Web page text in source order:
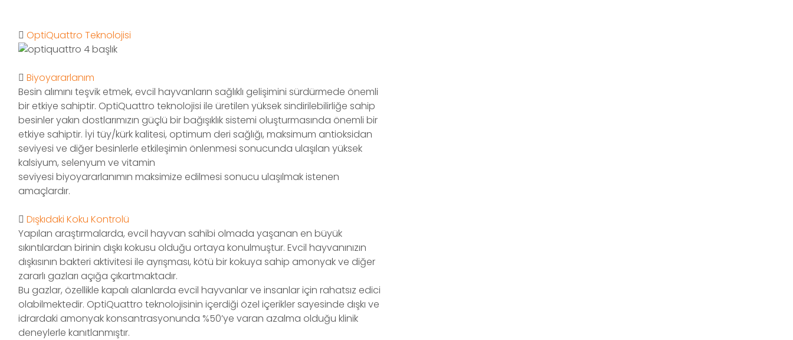
OptiQuattro Teknolojisi
Biyoyararlanım
Besin alımını teşvik etmek, evcil hayvanların sağlıklı gelişimini sürdürmede önemli
bir etkiye sahiptir. OptiQuattro teknolojisi ile üretilen yüksek sindirilebilirliğe sahip
besinler yakın dostlarımızın güçlü bir bağışıklık sistemi oluşturmasında önemli bir
etkiye sahiptir. İyi tüy/kürk kalitesi, optimum deri sağlığı, maksimum antioksidan
seviyesi ve diğer besinlerle etkileşimin önlenmesi sonucunda ulaşılan yüksek
kalsiyum, selenyum ve vitamin
seviyesi biyoyararlanımın maksimize edilmesi sonucu ulaşılmak istenen
amaçlardır.
Dışkıdaki Koku Kontrolü
Yapılan araştırmalarda, evcil hayvan sahibi olmada yaşanan en büyük
sıkıntılardan birinin dışkı kokusu olduğu ortaya konulmuştur. Evcil hayvanınızın
dışkısının bakteri aktivitesi ile ayrışması, kötü bir kokuya sahip amonyak ve diğer
zararlı gazları açığa çıkartmaktadır.
Bu gazlar, özellikle kapalı alanlarda evcil hayvanlar ve insanlar için rahatsız edici
olabilmektedir. OptiQuattro teknolojisinin içerdiği özel içerikler sayesinde dışkı ve
idrardaki amonyak konsantrasyonunda %50’ye varan azalma olduğu klinik
deneylerle kanıtlanmıştır.